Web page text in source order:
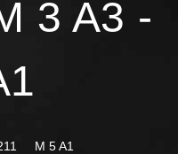
3 A3 -
M 5 A1